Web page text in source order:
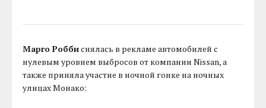
Марго Роббиснялась в рекламе автомобилей с
нулевым уровнем выбросов от компании Nissan, а
также приняла участие в ночной гонке на ночных
улицах Монако: